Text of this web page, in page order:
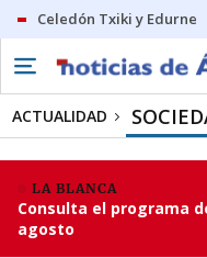
Celedón Txiki y Edurne
ACTUALIDAD
LA BLANCA
Consulta el programa
agosto